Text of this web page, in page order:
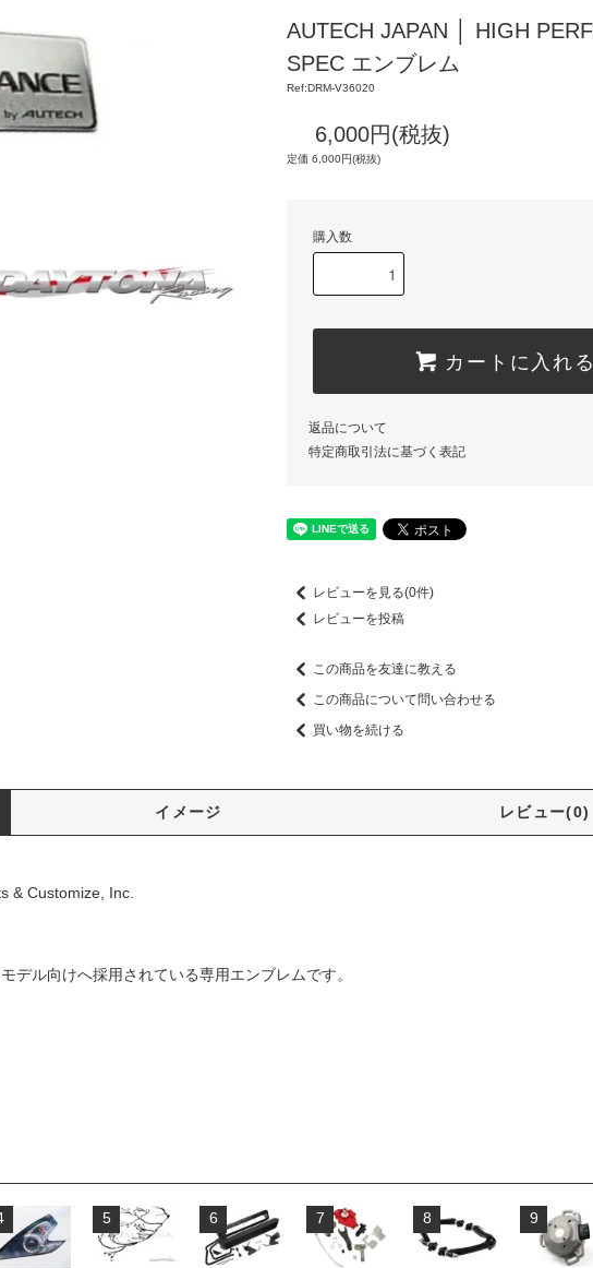
AUTECH JAPAN │ HIGH
SPEC エンブレム
Ref:DRM-V36020
6,000円(税抜)
定価 6,000円(税抜)
購入数
カートに入れる
返品について
特定商取引法に基づく表記
レビューを見る(0件)
レビューを投稿
この商品を友達に教える
この商品について問い合わせる
買い物を続ける
イメージ レビュー(0)
& Customize, Inc.
デル向けへ採用されている専用エンブレムです。
5 6 7 8 9